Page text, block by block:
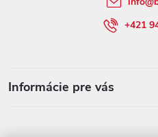
+421
Informácie pre vás